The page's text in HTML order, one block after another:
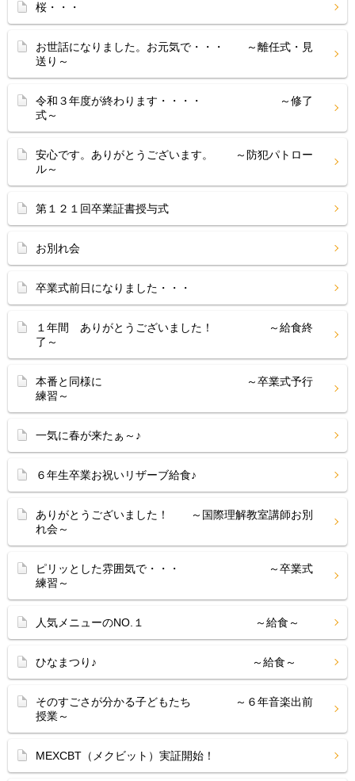
桜・・・
お世話になりました。お元気で・・・ ～離任式・見
送り～
令和３年度が終わります・・・・ ～修了
式～
安心です。ありがとうございます。 ～防犯パトロー
ル～
第１２１回卒業証書授与式
お別れ会
卒業式前日になりました・・・
１年間 ありがとうございました！ ～給食終
了～
本番と同様に ～卒業式予行
練習～
一気に春が来たぁ～♪
６年生卒業お祝いリザーブ給食♪
ありがとうございました！ ～国際理解教室講師お別
れ会～
ピリッとした雰囲気で・・・ ～卒業式
練習～
人気メニューのNO.１ ～給食～
ひなまつり♪ ～給食～
そのすごさが分かる子どもたち ～６年音楽出前
授業～
MEXCBT（メクビット）実証開始！